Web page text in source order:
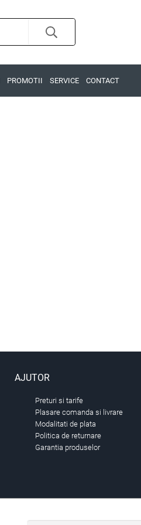
PROMOTII SERVICE CONTACT
AJUTOR
Preturi si tarife
Plasare comanda si livrare
Modalitati de plata
Politica de returnare
Garantia produselor